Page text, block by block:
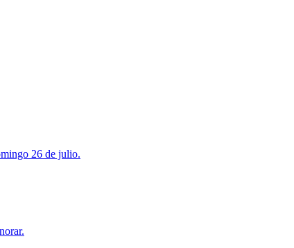
26 de julio.